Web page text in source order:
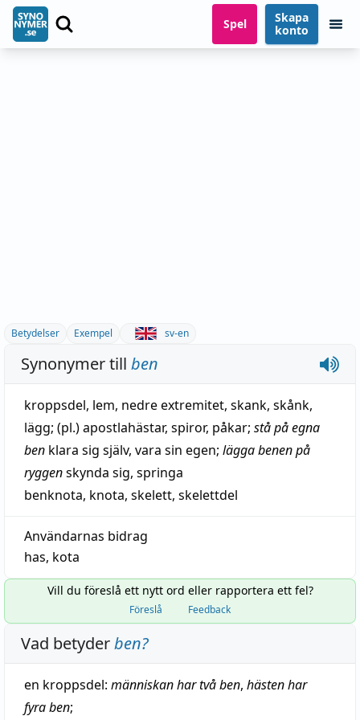
Spel
Skapa
konto
Betydelser Exempel sv-en
Synonymer till ben
kroppsdel, lem, nedre extremitet, skank, skånk,
lägg; (pl.)apostlahästar, spiror, påkar; stå på egna
ben klara sig själv, vara sin egen; lägga benen på
ryggenskynda sig, springa
benknota, knota, skelett, skelettdel
Användarnas bidrag
has, kota
Vill du föreslå ett nytt ord eller rapportera ett fel?
Föreslå Feedback
Vad betyderben?
en kroppsdel: människan har två ben, hästen har
fyra ben;